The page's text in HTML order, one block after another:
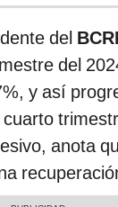
del
del
y así
anota